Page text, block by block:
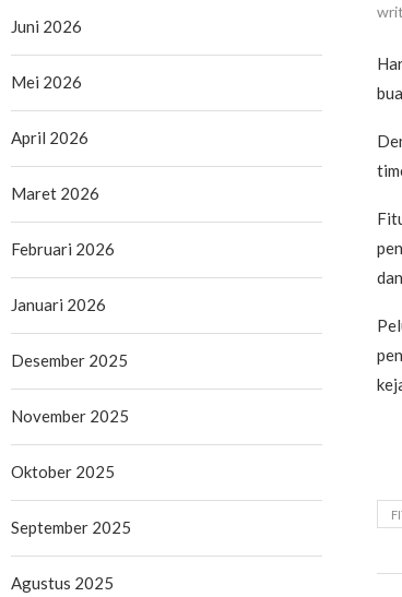
Juni 2026
Mei 2026
April 2026
Maret 2026
Februari 2026
Januari 2026
Desember 2025
November 2025
Oktober 2025
September 2025
Agustus 2025